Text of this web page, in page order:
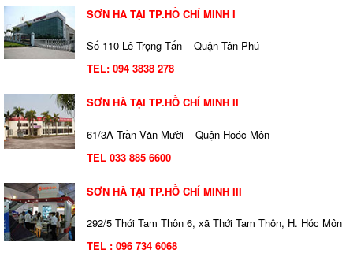
SƠN HÀ TẠI TP.HỒ CHÍ MINH I
Số 110 Lê Trọng Tấn – Quận Tân Phú
TEL: 094 3838 278
SƠN HÀ TẠI TP.HỒ CHÍ MINH II
61/3A Trần Văn Mười – Quận Hoóc Môn
TEL 033 885 6600
SƠN HÀ TẠI TP.HỒ CHÍ MINH III
292/5 Thới Tam Thôn 6, xã Thới Tam Thôn, H. Hóc Môn
TEL : 096 734 6068